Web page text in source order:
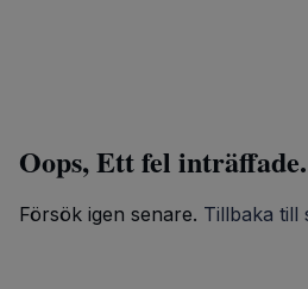
Oops, Ett fel inträffade.
Försök igen senare. Tillbaka till